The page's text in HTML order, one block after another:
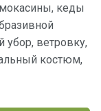
кеды
убор, ветровку,
костюм,